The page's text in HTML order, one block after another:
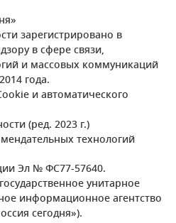
зарегистрировано в
в сфере связи,
и массовых коммуникаций
года.
и автоматического
(ред. 2023 г.)
технологий
Эл № ФС77-57640.
унитарное
информационное агентство
сегодня»).